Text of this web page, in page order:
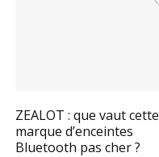
ZEALOT : que vaut cette
marque d’enceintes
Bluetooth pas cher ?